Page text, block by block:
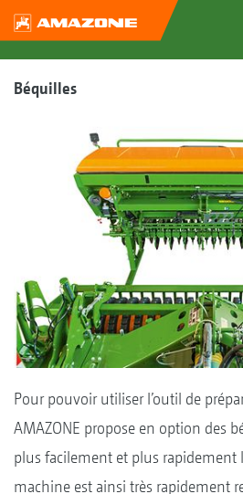
Béquilles
Pour pouvoir utiliser l’outil de
AMAZONE propose en option des
plus facilement et plus rapidement
machine est ainsi très rapidement